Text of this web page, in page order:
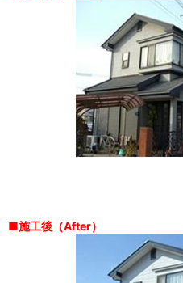
■施工後（After）